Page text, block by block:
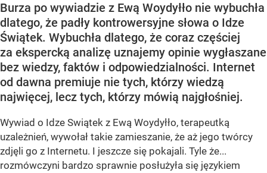
Burza po wywiadzie z Ewą Woydyłło nie wybuchła
dlatego, że padły kontrowersyjne słowa o Idze
Świątek. Wybuchła dlatego, że coraz częściej
za ekspercką analizę uznajemy opinie wygłaszane
bez wiedzy, faktów i odpowiedzialności. Internet
od dawna premiuje nie tych, którzy wiedzą
najwięcej, lecz tych, którzy mówią najgłośniej.
Wywiad o Idze Swiątek z Ewą Woydyłło, terapeutką
uzależnień, wywołał takie zamieszanie, że aż jego twórcy
zdjęli go z Internetu. I jeszcze się pokajali. Tyle że...
rozmówczyni bardzo sprawnie posłużyła się językiem